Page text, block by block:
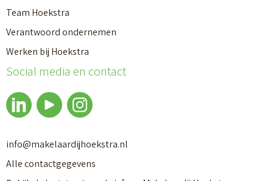
Makelaardij
Team Hoekstra
Verantwoord ondernemen
Werken bij Hoekstra
Social media en contact
info@makelaardijhoekstra.nl
Alle contactgegevens